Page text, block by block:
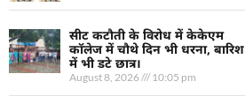
सीट कटौती के विरोध में केकेएम
कॉलेज में चौथे दिन भी धरना, बारिश
में भी डटे छात्र।
August 8, 2026 10:05 pm